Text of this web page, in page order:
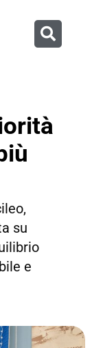
su
e